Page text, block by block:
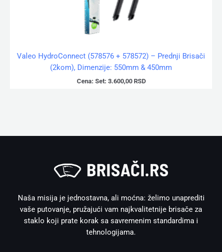
Valeo HydroConnect (578576 + 578572) – Prednji Brisači
(2kom), Dimenzije: 550mm & 450mm
Cena: Set: 3.600,00 RSD
Naša misija je jednostavna, ali moćna: želimo unaprediti
vaše putovanje, pružajući vam najkvalitetnije brisače za
staklo koji prate korak sa savremenim standardima i
tehnologijama.